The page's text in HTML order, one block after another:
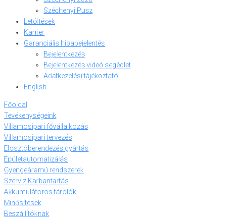
Széchenyi Pusz
Letöltések
Karrier
Garanciális hibabejelentés
Bejelentkezés
Bejelentkezés videó segédlet
Adatkezelési tájékoztató
English
Főoldal
Tevékenységeink
Villamosipari fővállalkozás
Villamosipari tervezés
Elosztóberendezés gyártás
Épületautomatizálás
Gyengeáramú rendszerek
Szerviz Karbantartás
Akkumulátoros tárolók
Minősítések
Beszállítóknak